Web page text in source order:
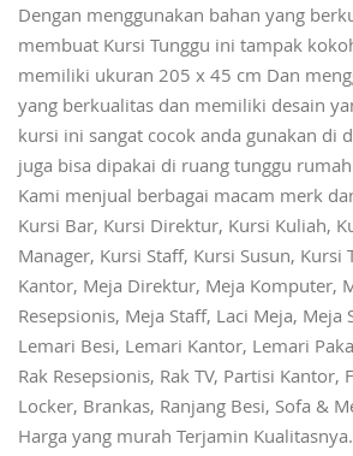
Dengan menggunakan bahan yang
membuat Kursi Tunggu ini tampak
memiliki ukuran 205 x 45 cm Dan
yang berkualitas dan memiliki desain
kursi ini sangat cocok anda gunakan di
juga bisa dipakai di ruang tunggu
Kami menjual berbagai macam merk
Kursi Bar, Kursi Direktur, Kursi Kuliah,
Manager, Kursi Staff, Kursi Susun, Kursi
Kantor, Meja Direktur, Meja Komputer,
Resepsionis, Meja Staff, Laci Meja, Meja
Lemari Besi, Lemari Kantor, Lemari
Rak Resepsionis, Rak TV, Partisi Kantor,
Locker, Brankas, Ranjang Besi, Sofa &
Harga yang murah Terjamin Kualitasnya.